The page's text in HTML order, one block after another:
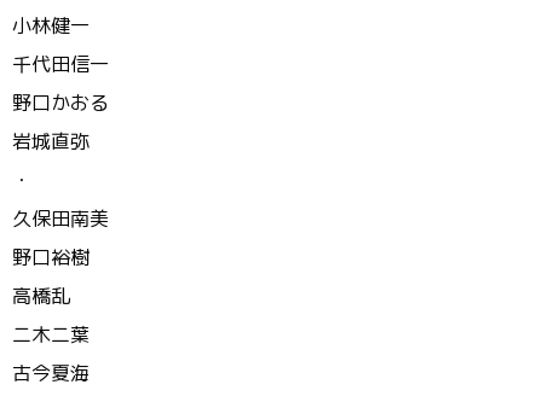
小林健一
千代田信一
野口かおる
岩城直弥
・
久保田南美
野口裕樹
高橋乱
二木二葉
古今夏海